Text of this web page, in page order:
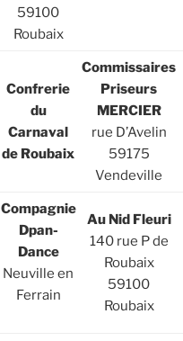
59100
Roubaix
Confrerie
du
Carnaval
de Roubaix
Commissaires
Priseurs
MERCIER
rue D’Avelin
59175
Vendeville
Compagnie
Dpan-
Dance
Neuville en
Ferrain
Au Nid Fleuri
140 rue P de
Roubaix
59100
Roubaix